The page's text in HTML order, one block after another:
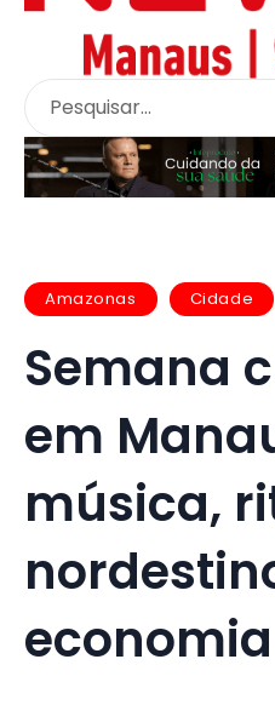
Amazonas Cidade
Semana
em
música,